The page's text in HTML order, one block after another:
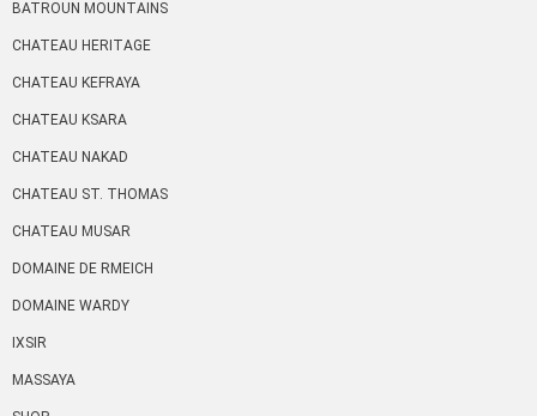
BATROUN MOUNTAINS
CHATEAU HERITAGE
CHATEAU KEFRAYA
CHATEAU KSARA
CHATEAU NAKAD
CHATEAU ST. THOMAS
CHATEAU MUSAR
DOMAINE DE RMEICH
DOMAINE WARDY
IXSIR
MASSAYA